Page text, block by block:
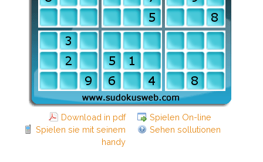
Download in pdf
Spielen On-line
Spielen sie mit seinem
handy
Sehen sollutionen